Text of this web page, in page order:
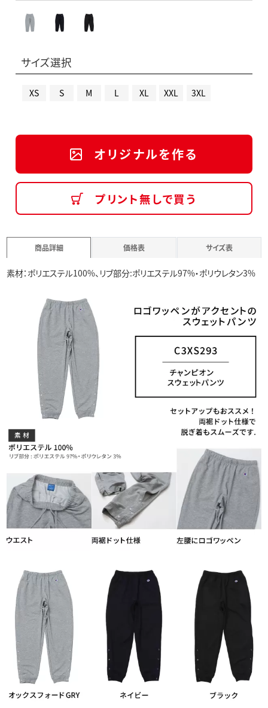
サイズ選択
XS S M L XL XXL 3XL
オリジナルを作る
プリント無しで買う
商品詳細 価格表 サイズ表
素材：ポリエステル100%、リブ部分:ポリエステル97%・ポリウレタン3%